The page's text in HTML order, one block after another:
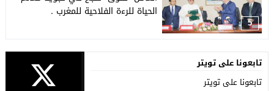
5
الحياة للرءة الفلاحية للمغرب .
تابعونا على تويتر
تابعونا على تويتر